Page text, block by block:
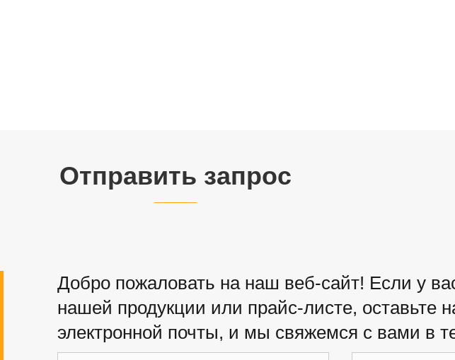
Отправить запрос
Добро пожаловать на наш веб-сайт! Если у
нашей продукции или прайс-листе, оставьте
электронной почты, и мы свяжемся с вами в